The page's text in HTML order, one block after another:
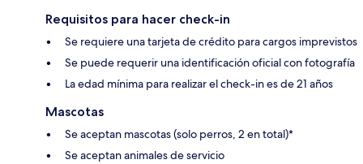
Requisitos para hacer check-in
Se requiere una tarjeta de crédito para cargos imprevistos
Se puede requerir una identificación oficial con fotografía
La edad mínima para realizar el check-in es de 21 años
Mascotas
Se aceptan mascotas (solo perros, 2 en total)*
Se aceptan animales de servicio